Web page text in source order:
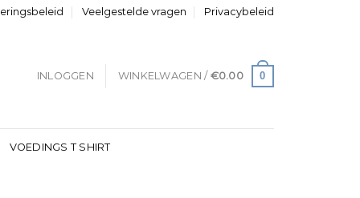
Veelgestelde vragen Privacybeleid
INLOGGEN WINKELWAGEN / €0.00 0
VOEDINGS T SHIRT